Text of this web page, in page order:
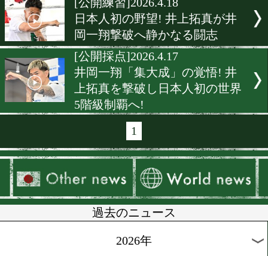
矢吹正道が沖縄で追い込み
2度目防衛へ勝つ準備!
[合宿]2026.4.25
亀田和毅とキッズが走り込
[公開練習]2026.4.23
「95%見えた」を打ち砕け
潤人が井上尚弥攻略へ!
[公開練習]2026.4.20
史上最大決戦へ隠し事なし
上尚弥が180人の前で圧巻